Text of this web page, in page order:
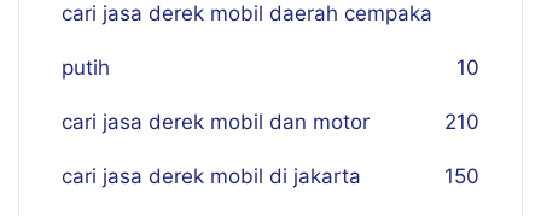
cari jasa derek mobil daerah cempaka
putih 10
cari jasa derek mobil dan motor 210
cari jasa derek mobil di jakarta 150